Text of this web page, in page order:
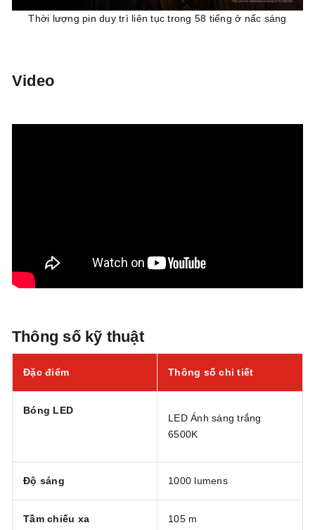
Thời lượng pin duy trì liên tục trong 58 tiếng ở nấc sáng
Video
Thông số kỹ thuật
Đặc điểm Thông số chi tiết
Bóng LED
LED Ánh sáng trắng
6500K
Độ sáng 1000 lumens
Tầm chiếu xa 105 m